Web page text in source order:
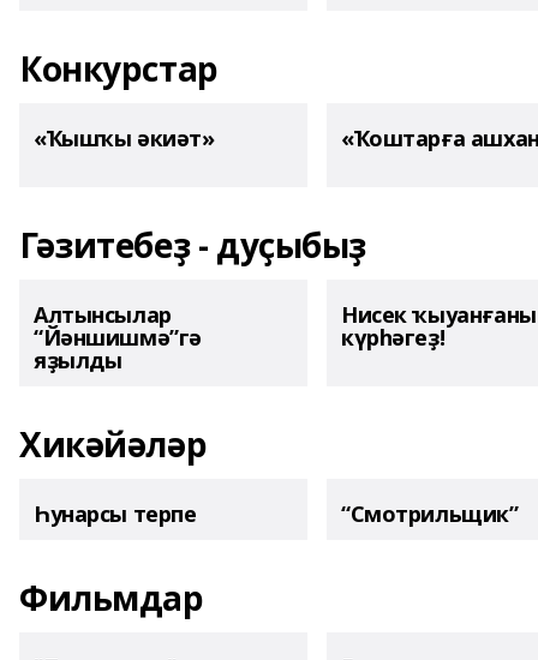
Конкурстар
«Ҡышҡы әкиәт» «Ҡоштарға
Гәзитебеҙ - дуҫыбыҙ
Алтынсылар
“Йәншишмә”гә
яҙылды
Нисек
күрһәгеҙ!
Хикәйәләр
Һунарсы терпе “Смотрильщик”
Фильмдар